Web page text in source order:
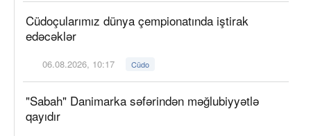
Cüdoçularımız dünya çempionatında iştirak
edəcəklər
06.08.2026, 10:17 Cüdo
"Sabah" Danimarka səfərindən məğlubiyyətlə
qayıdır